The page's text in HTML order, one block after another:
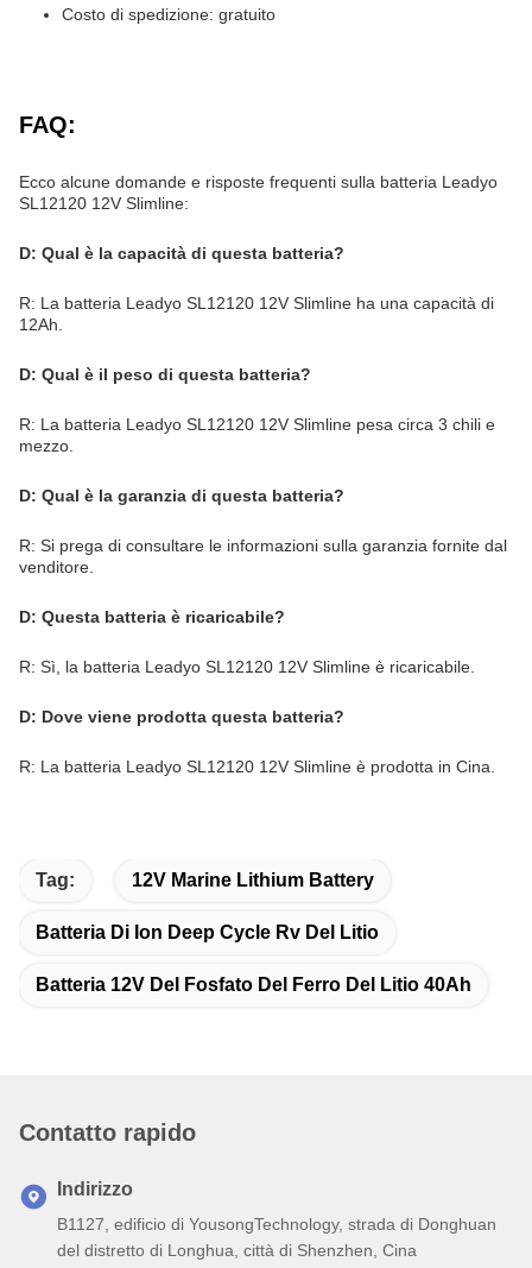
Costo di spedizione: gratuito
FAQ:
Ecco alcune domande e risposte frequenti sulla batteria Leadyo
SL12120 12V Slimline:
D: Qual è la capacità di questa batteria?
R: La batteria Leadyo SL12120 12V Slimline ha una capacità di
12Ah.
D: Qual è il peso di questa batteria?
R: La batteria Leadyo SL12120 12V Slimline pesa circa 3 chili e
mezzo.
D: Qual è la garanzia di questa batteria?
R: Si prega di consultare le informazioni sulla garanzia fornite dal
venditore.
D: Questa batteria è ricaricabile?
R: Sì, la batteria Leadyo SL12120 12V Slimline è ricaricabile.
D: Dove viene prodotta questa batteria?
R: La batteria Leadyo SL12120 12V Slimline è prodotta in Cina.
Tag: 12V Marine Lithium Battery
Batteria Di Ion Deep Cycle Rv Del Litio
Batteria 12V Del Fosfato Del Ferro Del Litio 40Ah
Contatto rapido
Indirizzo
B1127, edificio di YousongTechnology, strada di Donghuan
del distretto di Longhua, città di Shenzhen, Cina